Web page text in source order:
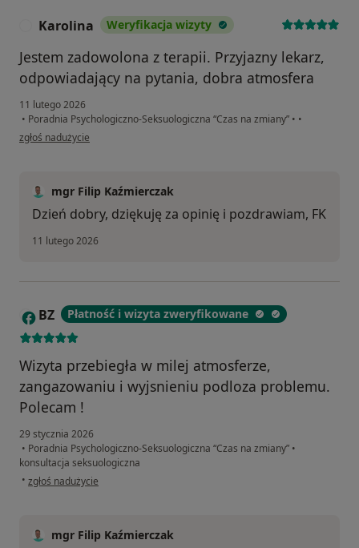
Karolina Weryfikacja wizyty
Jestem zadowolona z terapii. Przyjazny lekarz,
odpowiadający na pytania, dobra atmosfera
11 lutego 2026
• Poradnia Psychologiczno-Seksuologiczna “Czas na zmiany” • •
w opinii użytkownika Karolina
zgłoś nadużycie
mgr Filip Kaźmierczak
Dzień dobry, dziękuję za opinię i pozdrawiam, FK
11 lutego 2026
B BZ Płatność i wizyta zweryfikowane
Wizyta przebiegła w milej atmosferze,
zangazowaniu i wyjsnieniu podloza problemu.
Polecam !
29 stycznia 2026
• Poradnia Psychologiczno-Seksuologiczna “Czas na zmiany” •
konsultacja seksuologiczna
• w opinii użytkownika BZ
zgłoś nadużycie
mgr Filip Kaźmierczak